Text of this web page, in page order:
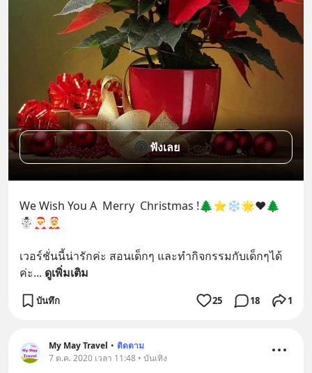
ฟังเลย
We Wish You A  Merry  Christmas !🌲⭐❄🌟❤🌲
☃️🎅🤶
เวอร์ชั่นนี้น่ารักค่ะ สอนเด็กๆ และทำกิจกรรมกับเด็กๆได้
ค่ะ... ดูเพิ่มเติม
บันทึก 25 18 1
My May Travel • ติดตาม
7 ต.ค. 2020 เวลา 11:48 • บันเทิง